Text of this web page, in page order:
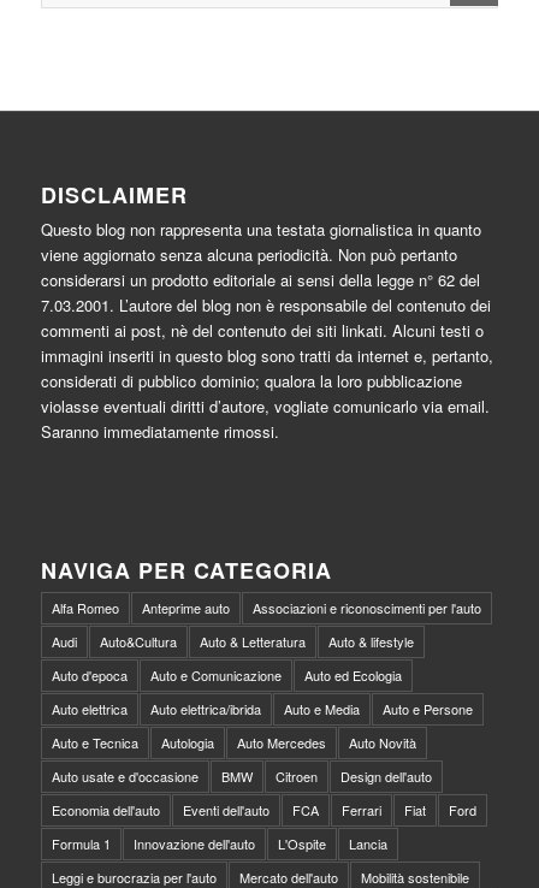
DISCLAIMER
Questo blog non rappresenta una testata giornalistica in quanto
viene aggiornato senza alcuna periodicità. Non può pertanto
considerarsi un prodotto editoriale ai sensi della legge n° 62 del
7.03.2001. L’autore del blog non è responsabile del contenuto dei
commenti ai post, nè del contenuto dei siti linkati. Alcuni testi o
immagini inseriti in questo blog sono tratti da internet e, pertanto,
considerati di pubblico dominio; qualora la loro pubblicazione
violasse eventuali diritti d’autore, vogliate comunicarlo via email.
Saranno immediatamente rimossi.
NAVIGA PER CATEGORIA
Alfa Romeo Anteprime auto
Associazioni e riconoscimenti per l'auto
Audi
Auto&Cultura Auto & Letteratura
Auto & lifestyle
Auto d'epoca
Auto e Comunicazione
Auto ed Ecologia
Auto elettrica
Auto elettrica/ibrida Auto e Media
Auto e Persone
Auto e Tecnica
Autologia Auto Mercedes
Auto Novità
Auto usate e d'occasione
BMW Citroen
Design dell'auto
Economia dell'auto
Eventi dell'auto FCA Ferrari Fiat
Ford
Formula 1
Innovazione dell'auto L'Ospite
Lancia
Leggi e burocrazia per l'auto
Mercato dell'auto
Mobilità sostenibile